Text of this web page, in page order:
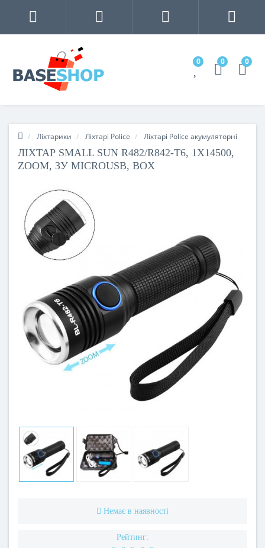
0 0 0
Ліхтарики Ліхтарі Police Ліхтарі Police акумуляторні
ЛІХТАР SMALL SUN R482/R842-T6, 1Х14500,
ZOOM, ЗУ MICROUSB, BOX
Немає в наявності
Рейтинг: